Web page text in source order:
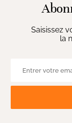
Saisissez
la